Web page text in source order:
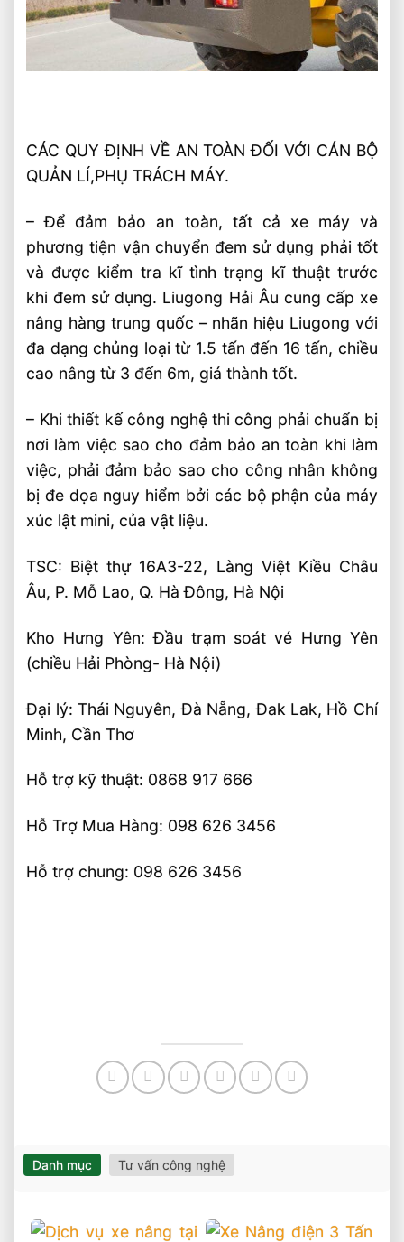
CÁC QUY ĐỊNH VỀ AN TOÀN ĐỐI VỚI CÁN BỘ
QUẢN LÍ,PHỤ TRÁCH MÁY.
– Để đảm bảo an toàn, tất cả xe máy và
phương tiện vận chuyển đem sử dụng phải tốt
và được kiểm tra kĩ tình trạng kĩ thuật trước
khi đem sử dụng. Liugong Hải Âu cung cấp xe
nâng hàng trung quốc – nhãn hiệu Liugong với
đa dạng chủng loại từ 1.5 tấn đến 16 tấn, chiều
cao nâng từ 3 đến 6m, giá thành tốt.
– Khi thiết kế công nghệ thi công phải chuẩn bị
nơi làm việc sao cho đảm bảo an toàn khi làm
việc, phải đảm bảo sao cho công nhân không
bị đe dọa nguy hiểm bởi các bộ phận của máy
xúc lật mini, của vật liệu.
TSC: Biệt thự 16A3-22, Làng Việt Kiều Châu
Âu, P. Mỗ Lao, Q. Hà Đông, Hà Nội
Kho Hưng Yên: Đầu trạm soát vé Hưng Yên
(chiều Hải Phòng- Hà Nội)
Đại lý: Thái Nguyên, Đà Nẵng, Đak Lak, Hồ Chí
Minh, Cần Thơ
Hỗ trợ kỹ thuật: 0868 917 666
Hỗ Trợ Mua Hàng: 098 626 3456
Hỗ trợ chung: 098 626 3456
Danh mục Tư vấn công nghệ